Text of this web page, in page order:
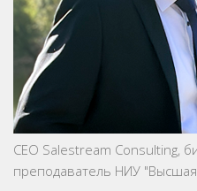
CEO Salestream Consulting,
преподаватель НИУ